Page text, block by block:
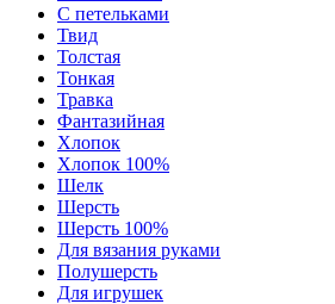
С петельками
Твид
Толстая
Тонкая
Травка
Фантазийная
Хлопок
Хлопок 100%
Шелк
Шерсть
Шерсть 100%
Для вязания руками
Полушерсть
Для игрушек